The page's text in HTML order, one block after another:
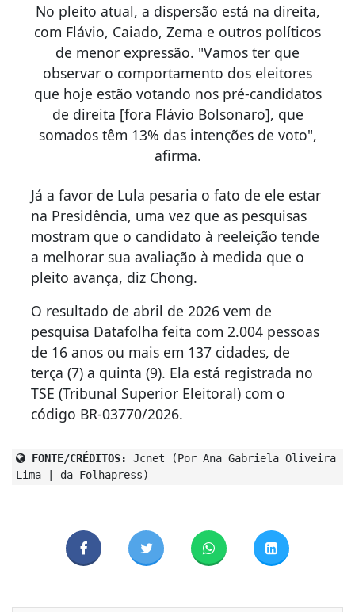
No pleito atual, a dispersão está na direita,
com Flávio, Caiado, Zema e outros políticos
de menor expressão. "Vamos ter que
observar o comportamento dos eleitores
que hoje estão votando nos pré-candidatos
de direita [fora Flávio Bolsonaro], que
somados têm 13% das intenções de voto",
afirma.
Já a favor de Lula pesaria o fato de ele estar
na Presidência, uma vez que as pesquisas
mostram que o candidato à reeleição tende
a melhorar sua avaliação à medida que o
pleito avança, diz Chong.
O resultado de abril de 2026 vem de
pesquisa Datafolha feita com 2.004 pessoas
de 16 anos ou mais em 137 cidades, de
terça (7) a quinta (9). Ela está registrada no
TSE (Tribunal Superior Eleitoral) com o
código BR-03770/2026.
FONTE/CRÉDITOS:
Jcnet (Por Ana Gabriela Oliveira
Lima | da Folhapress)